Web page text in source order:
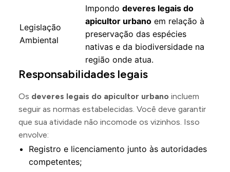
Legislação
Ambiental
Impondo deveres legais do
apicultor urbano em relação à
preservação das espécies
nativas e da biodiversidade na
região onde atua.
Responsabilidades legais
Os deveres legais do apicultor urbano incluem
seguir as normas estabelecidas. Você deve garantir
que sua atividade não incomode os vizinhos. Isso
envolve:
Registro e licenciamento junto às autoridades
competentes;